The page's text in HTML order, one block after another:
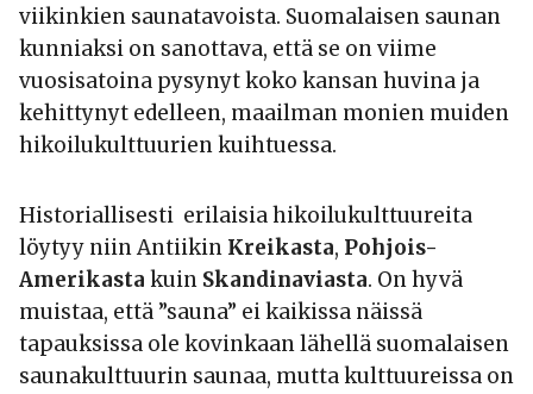
viikinkien saunatavoista. Suomalaisen saunan
kunniaksi on sanottava, että se on viime
vuosisatoina pysynyt koko kansan huvina ja
kehittynyt edelleen, maailman monien muiden
hikoilukulttuurien kuihtuessa.
Historiallisesti erilaisia hikoilukulttuureita
löytyy niin Antiikin Kreikasta, Pohjois-
Amerikasta kuin Skandinaviasta. On hyvä
muistaa, että ”sauna” ei kaikissa näissä
tapauksissa ole kovinkaan lähellä suomalaisen
saunakulttuurin saunaa, mutta kulttuureissa on